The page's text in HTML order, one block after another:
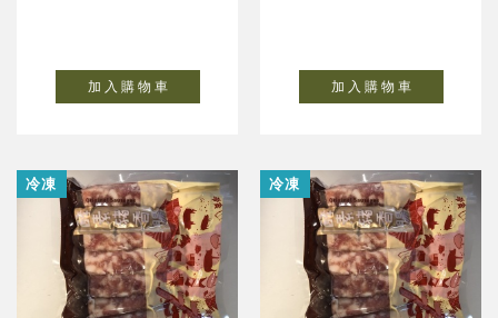
加 入 購 物 車 加 入 購 物 車
冷凍 冷凍